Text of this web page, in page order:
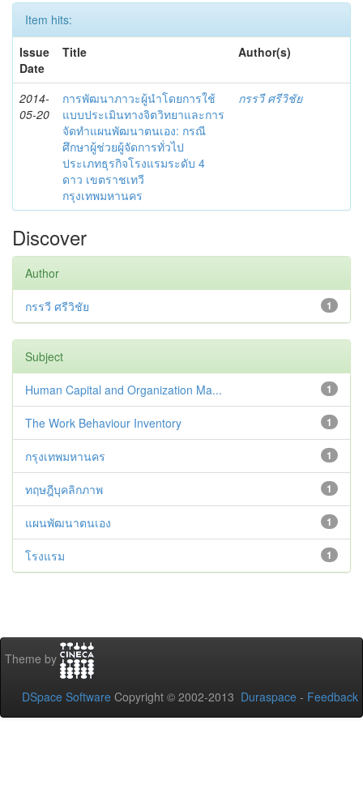
Item hits:
Issue
Date
Title Author(s)
2014-
05-20
การพัฒนาภาวะผู้นำโดยการใช้
แบบประเมินทางจิตวิทยาและการ
จัดทำแผนพัฒนาตนเอง: กรณี
ศึกษาผู้ช่วยผู้จัดการทั่วไป
ประเภทธุรกิจโรงแรมระดับ 4
ดาว เขตราชเทวี
กรุงเทพมหานคร
กรรวี ศรีวิชัย
Discover
Author
1
กรรวี ศรีวิชัย
Subject
1
Human Capital and Organization Ma...
1
The Work Behaviour Inventory
1
กรุงเทพมหานคร
1
ทฤษฎีบุคลิกภาพ
1
แผนพัฒนาตนเอง
1
โรงแรม
Theme by
DSpace Software Copyright © 2002-2013 Duraspace - Feedback